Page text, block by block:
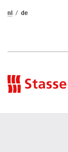
nl
de